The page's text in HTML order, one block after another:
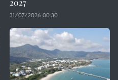
2027
31/07/2026 00:30